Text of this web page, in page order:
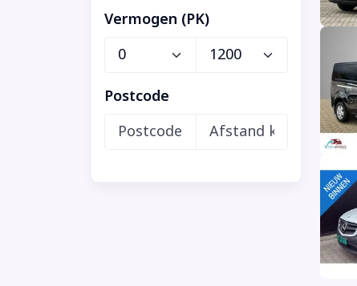
Vermogen (PK)
Postcode